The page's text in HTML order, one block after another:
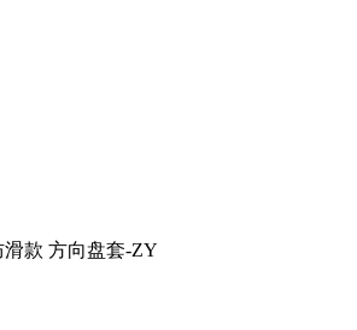
款 方向盘套-ZY